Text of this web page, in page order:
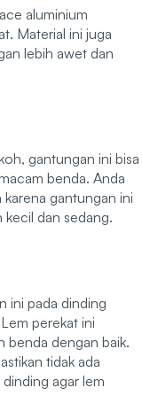
aluminium
Material ini juga
lebih awet dan
gantungan ini bisa
benda. Anda
gantungan ini
dan sedang.
ini pada dinding
perekat ini
benda dengan baik.
tidak ada
agar lem